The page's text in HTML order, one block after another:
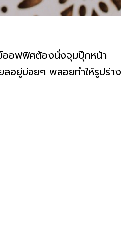
ย์ออฟฟิศต้องนั่งจุมปุ๊กหน้า
ลอยู่บ่อยๆ พลอยทำให้รูปร่าง